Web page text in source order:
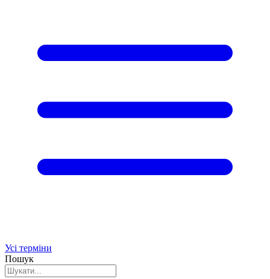
Усі терміни
Пошук